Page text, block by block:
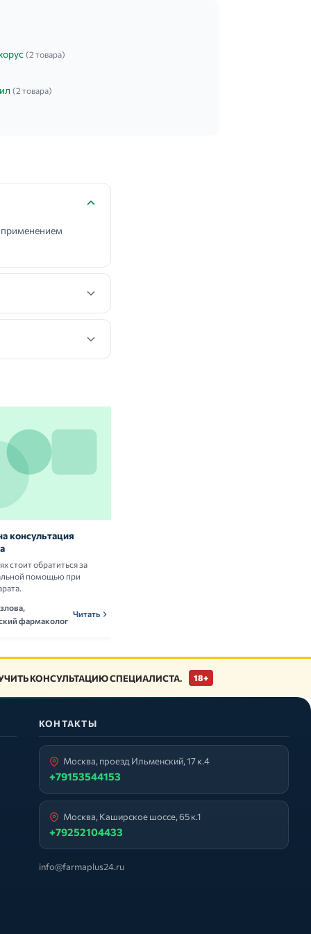
(2 товара)
(2 товара)
консультация
стоит обратиться за
помощью при
фармаколог
Читать
КОНСУЛЬТАЦИЮ СПЕЦИАЛИСТА. 18+
КОНТАКТЫ
Москва, проезд Ильменский, 17 к.4
+79153544153
Москва, Каширское шоссе, 65 к.1
+79252104433
info@farmaplus24.ru